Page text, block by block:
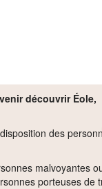
découvrir Éole,
des
malvoyantes
porteuses de